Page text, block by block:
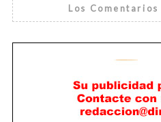
Los